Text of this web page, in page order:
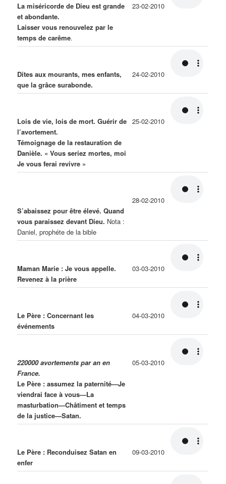
La miséricorde de Dieu est grande
et abondante.
Laisser vous renouvelez par le
temps de carême.
23-02-2010
Dites aux mourants, mes enfants,
que la grâce surabonde.
24-02-2010
Lois de vie, lois de mort. Guérir de
l’avortement.
Témoignage de la restauration de
Danièle. « Vous seriez mortes, moi
Je vous ferai revivre »
25-02-2010
S’abaissez pour être élevé. Quand
vous paraissez devant Dieu. Nota :
Daniel, prophéte de la bible
28-02-2010
Maman Marie : Je vous appelle.
Revenez à la prière
03-03-2010
Le Père : Concernant les
événements
04-03-2010
220000 avortements par an en
France.
Le Père : assumez la paternité—Je
viendrai face à vous—La
masturbation—Châtiment et temps
de la justice—Satan.
05-03-2010
Le Père : Reconduisez Satan en
enfer
09-03-2010